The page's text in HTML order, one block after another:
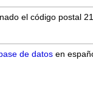
el código postal
de datos en